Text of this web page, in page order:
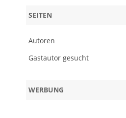
SEITEN
Autoren
Gastautor gesucht
WERBUNG